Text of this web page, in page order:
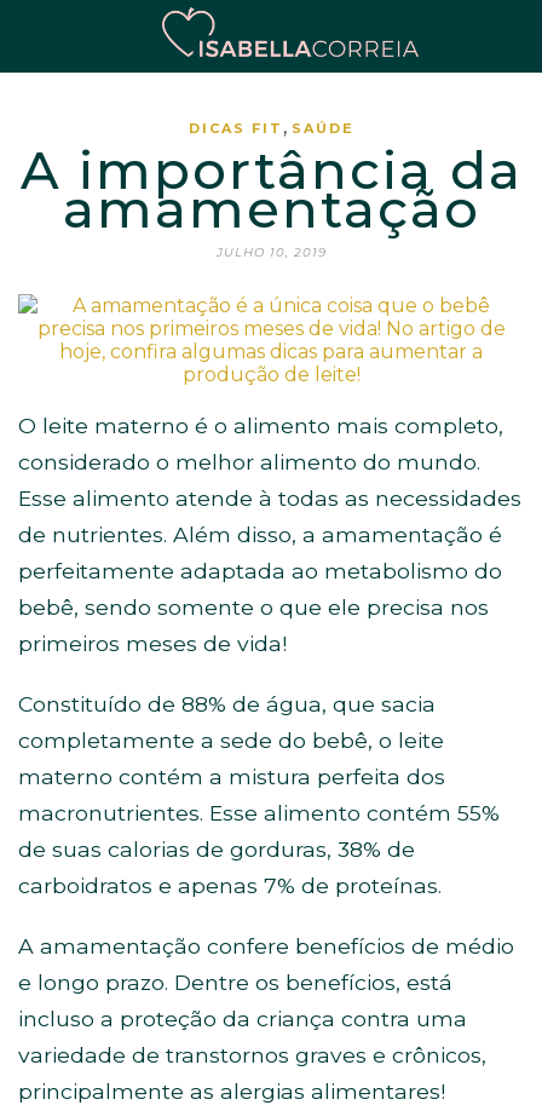
DICAS FIT , SAÚDE
A importância da
amamentação
JULHO 10, 2019
O leite materno é o alimento mais completo,
considerado o melhor alimento do mundo.
Esse alimento atende à todas as necessidades
de nutrientes. Além disso, a amamentação é
perfeitamente adaptada ao metabolismo do
bebê, sendo somente o que ele precisa nos
primeiros meses de vida!
Constituído de 88% de água, que sacia
completamente a sede do bebê, o leite
materno contém a mistura perfeita dos
macronutrientes. Esse alimento contém 55%
de suas calorias de gorduras, 38% de
carboidratos e apenas 7% de proteínas.
A amamentação confere benefícios de médio
e longo prazo. Dentre os benefícios, está
incluso a proteção da criança contra uma
variedade de transtornos graves e crônicos,
principalmente as alergias alimentares!